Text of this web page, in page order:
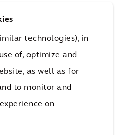
technologies), in
of, optimize and
as well as for
to monitor and
on
Verschillende
via één portaal
vergelijking van
een volledig